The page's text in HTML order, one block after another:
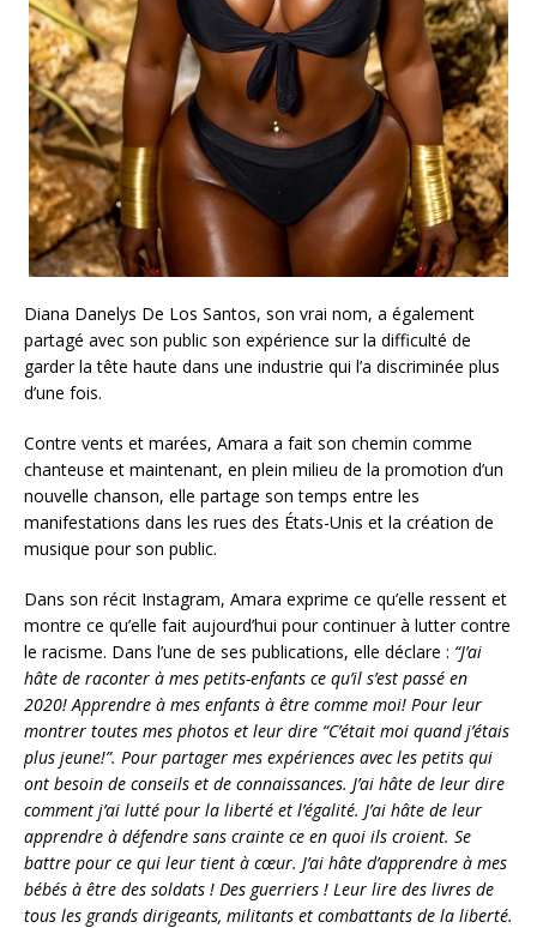
Diana Danelys De Los Santos, son vrai nom, a également
partagé avec son public son expérience sur la difficulté de
garder la tête haute dans une industrie qui l’a discriminée plus
d’une fois.
Contre vents et marées, Amara a fait son chemin comme
chanteuse et maintenant, en plein milieu de la promotion d’un
nouvelle chanson, elle partage son temps entre les
manifestations dans les rues des États-Unis et la création de
musique pour son public.
Dans son récit Instagram, Amara exprime ce qu’elle ressent et
montre ce qu’elle fait aujourd’hui pour continuer à lutter contre
le racisme. Dans l’une de ses publications, elle déclare : “J’ai
hâte de raconter à mes petits-enfants ce qu’il s’est passé en
2020! Apprendre à mes enfants à être comme moi! Pour leur
montrer toutes mes photos et leur dire “C’était moi quand j’étais
plus jeune!”. Pour partager mes expériences avec les petits qui
ont besoin de conseils et de connaissances. J’ai hâte de leur dire
comment j’ai lutté pour la liberté et l’égalité. J’ai hâte de leur
apprendre à défendre sans crainte ce en quoi ils croient. Se
battre pour ce qui leur tient à cœur. J’ai hâte d’apprendre à mes
bébés à être des soldats ! Des guerriers ! Leur lire des livres de
tous les grands dirigeants, militants et combattants de la liberté.